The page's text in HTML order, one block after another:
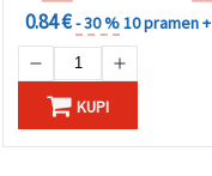
0.84 €- 30 %10 pramen +
KUPI